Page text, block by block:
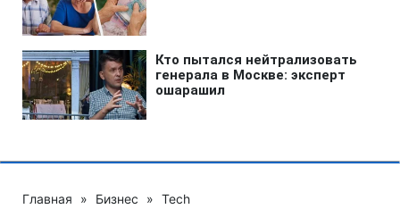
Главная » Бизнес » Tech